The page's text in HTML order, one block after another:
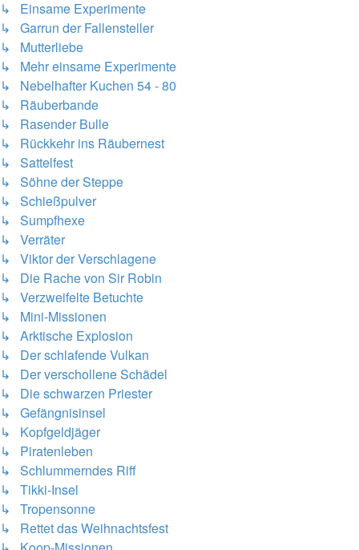
↳ Einsame Experimente
↳ Garrun der Fallensteller
↳ Mutterliebe
↳ Mehr einsame Experimente
↳ Nebelhafter Kuchen 54 - 80
↳ Räuberbande
↳ Rasender Bulle
↳ Rückkehr ins Räubernest
↳ Sattelfest
↳ Söhne der Steppe
↳ Schießpulver
↳ Sumpfhexe
↳ Verräter
↳ Viktor der Verschlagene
↳ Die Rache von Sir Robin
↳ Verzweifelte Betuchte
↳ Mini-Missionen
↳ Arktische Explosion
↳ Der schlafende Vulkan
↳ Der verschollene Schädel
↳ Die schwarzen Priester
↳ Gefängnisinsel
↳ Kopfgeldjäger
↳ Piratenleben
↳ Schlummerndes Riff
↳ Tikki-Insel
↳ Tropensonne
↳ Rettet das Weihnachtsfest